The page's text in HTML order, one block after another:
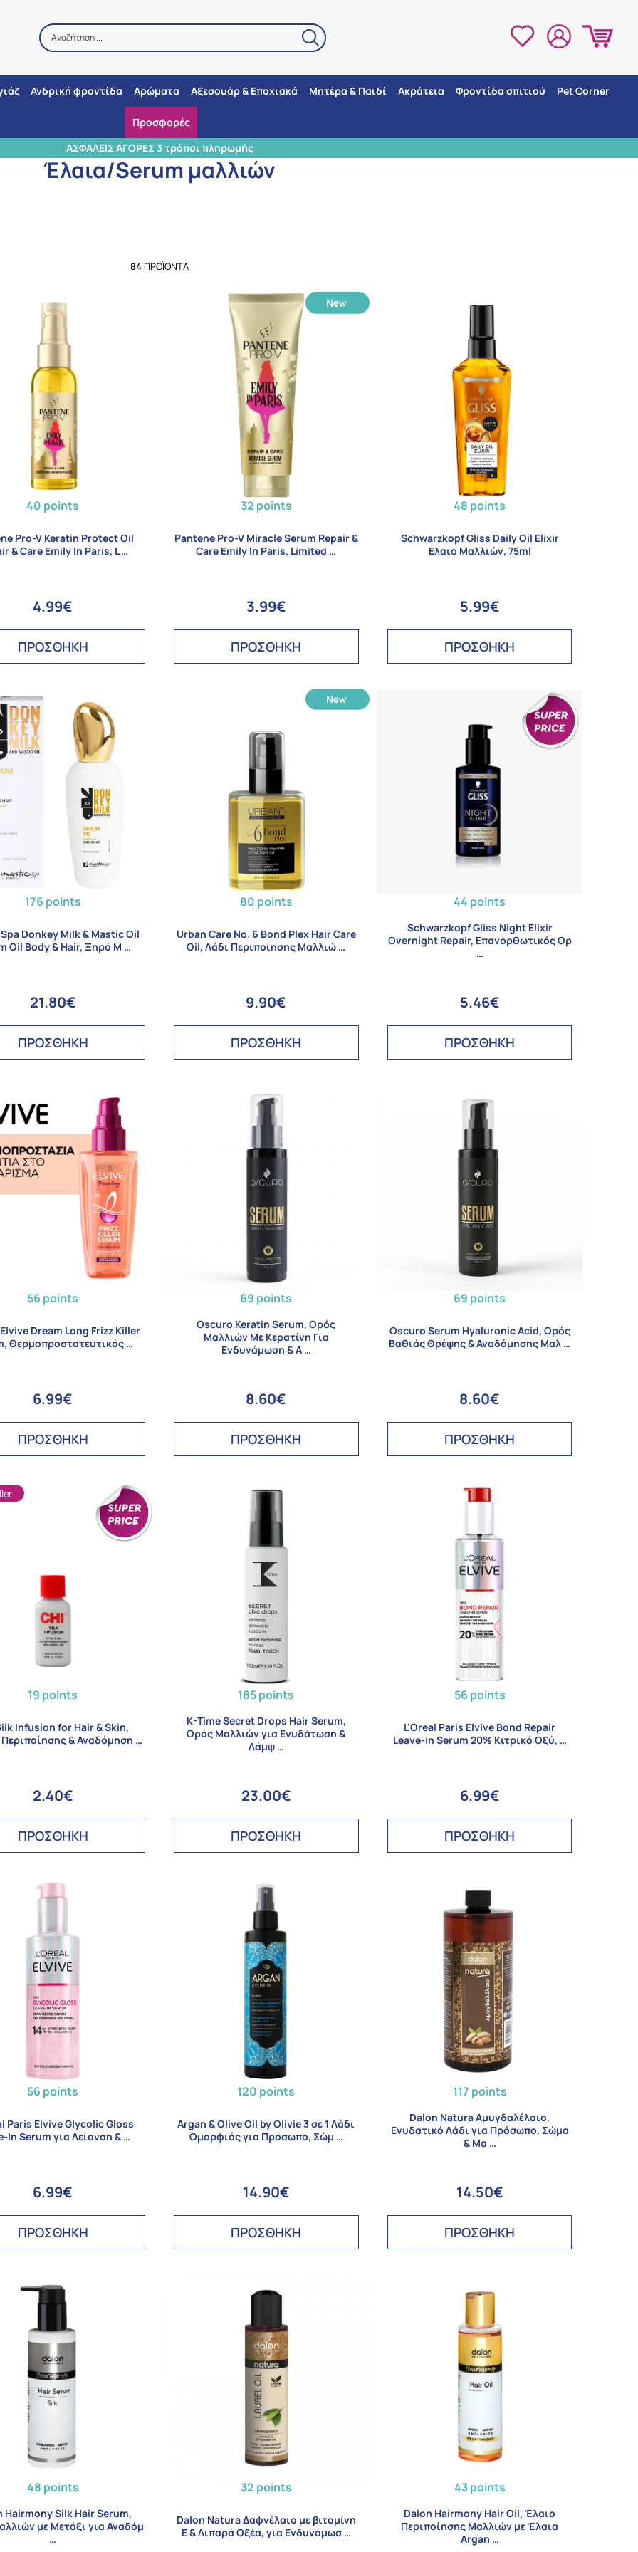
Αναζήτηση ...
Ανδρική φροντίδα Αρώματα Αξεσουάρ & Εποχιακά Μητέρα & Παιδί Ακράτεια Φροντίδα σπιτιού Pet Corner
Προσφορές
ΑΣΦΑΛΕΙΣ ΑΓΟΡΕΣ 3 τρόποι πληρωμής
/ Προσωπική φροντίδα / Φροντίδα μαλλιών / Έλαια/Serum μαλλιών
Έλαια/Serum μαλλιών
84ΠΡΟΪΌΝΤΑ
40 points
Pro-V Keratin Protect Oil
& Care Emily In Paris, L …
4.99€
ΠΡΟΣΘΗΚΗ
32 points
Pantene Pro-V Miracle Serum Repair &
Care Emily In Paris, Limited …
3.99€
ΠΡΟΣΘΗΚΗ
48 points
Schwarzkopf Gliss Daily Oil Elixir
Ελαιο Μαλλιών, 75ml
5.99€
ΠΡΟΣΘΗΚΗ
176 points
Donkey Milk & Mastic Oil
Oil Body & Hair, Ξηρό Μ …
21.80€
ΠΡΟΣΘΗΚΗ
80 points
Urban Care No. 6 Bond Plex Hair Care
Oil, Λάδι Περιποίησης Μαλλιώ …
9.90€
ΠΡΟΣΘΗΚΗ
44 points
Schwarzkopf Gliss Night Elixir
Overnight Repair, Επανορθωτικός Ορ
…
5.46€
ΠΡΟΣΘΗΚΗ
56 points
Dream Long Frizz Killer
Θερμοπροστατευτικός …
6.99€
ΠΡΟΣΘΗΚΗ
69 points
Oscuro Keratin Serum, Ορός
Μαλλιών Με Κερατίνη Για
Ενδυνάμωση & Α …
8.60€
ΠΡΟΣΘΗΚΗ
69 points
Oscuro Serum Hyaluronic Acid, Ορός
Βαθιάς Θρέψης & Αναδόμησης Μαλ …
8.60€
ΠΡΟΣΘΗΚΗ
19 points
Infusion for Hair & Skin,
& Αναδόμηση …
2.40€
ΠΡΟΣΘΗΚΗ
185 points
K-Time Secret Drops Hair Serum,
Ορός Μαλλιών για Ενυδάτωση &
Λάμψ …
23.00€
ΠΡΟΣΘΗΚΗ
56 points
L'Oreal Paris Elvive Bond Repair
Leave-in Serum 20% Κιτρικό Οξύ, …
6.99€
ΠΡΟΣΘΗΚΗ
56 points
Paris Elvive Glycolic Gloss
In Serum για Λείανση & …
6.99€
ΠΡΟΣΘΗΚΗ
120 points
Argan & Olive Oil by Olivie 3 σε 1 Λάδι
Ομορφιάς για Πρόσωπο, Σώμ …
14.90€
ΠΡΟΣΘΗΚΗ
117 points
Dalon Natura Αμυγδαλέλαιο,
Ενυδατικό Λάδι για Πρόσωπο, Σώμα
& Μα …
14.50€
ΠΡΟΣΘΗΚΗ
48 points
Hairmony Silk Hair Serum,
με Μετάξι για Αναδόμ
…
32 points
Dalon Natura Δαφνέλαιο με βιταμίνη
Ε & Λιπαρά Οξέα, για Ενδυνάμωσ …
43 points
Dalon Hairmony Hair Oil, Έλαιο
Περιποίησης Μαλλιών με Έλαια
Argan …